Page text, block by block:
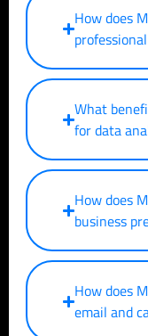
How does
What
for data
How does
business
How does
email and